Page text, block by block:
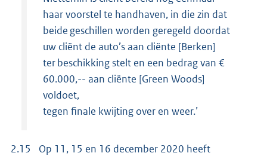
haar voorstel te handhaven, in die zin dat
beide geschillen worden geregeld doordat
uw cliënt de auto’s aan cliënte [Berken]
ter beschikking stelt en een bedrag van €
60.000,-- aan cliënte [Green Woods]
voldoet,
tegen finale kwijting over en weer.’
2.15 Op 11, 15 en 16 december 2020 heeft